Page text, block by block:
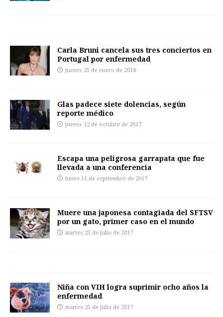
Carla Bruni cancela sus tres conciertos en
Portugal por enfermedad
jueves 25 de enero de 2018
Glas padece siete dolencias, según
reporte médico
jueves 12 de octubre de 2017
Escapa una peligrosa garrapata que fue
llevada a una conferencia
lunes 11 de septiembre de 2017
Muere una japonesa contagiada del SFTSV
por un gato, primer caso en el mundo
martes 25 de julio de 2017
Niña con VIH logra suprimir ocho años la
enfermedad
martes 25 de julio de 2017